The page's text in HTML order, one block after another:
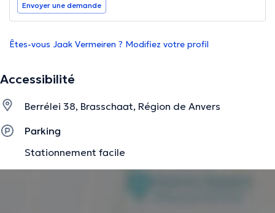
Envoyer une demande
Êtes-vous Jaak Vermeiren ? Modifiez votre profil
Accessibilité
Berrélei 38, Brasschaat, Région de Anvers
Parking
Stationnement facile